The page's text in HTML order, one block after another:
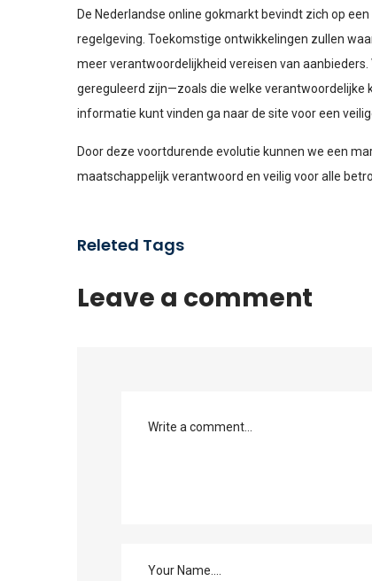
De Nederlandse online gokmarkt bevindt zich op
regelgeving. Toekomstige ontwikkelingen zullen
meer verantwoordelijkheid vereisen van
gereguleerd zijn—zoals die welke verantwoordelijke
informatie kunt vinden ga naar de site voor een
Door deze voortdurende evolutie kunnen we een
maatschappelijk verantwoord en veilig voor alle
Releted Tags
Leave a comment